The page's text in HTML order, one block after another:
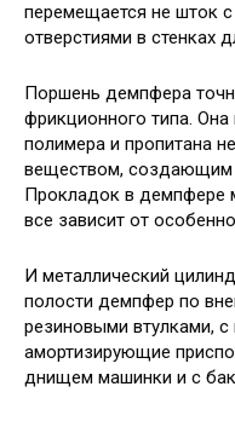
перемещается не шток
отверстиями в стенках
Поршень демпфера
фрикционного типа.
полимера и пропитана
веществом, создающим
Прокладок в демпфере
все зависит от
И металлический
полости демпфер по
резиновыми втулками,
амортизирующие
днищем машинки и с